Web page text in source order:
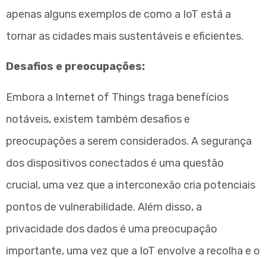
apenas alguns exemplos de como a IoT está a
tornar as cidades mais sustentáveis e eficientes.
Desafios e preocupações:
Embora a Internet of Things traga benefícios
notáveis, existem também desafios e
preocupações a serem considerados. A segurança
dos dispositivos conectados é uma questão
crucial, uma vez que a interconexão cria potenciais
pontos de vulnerabilidade. Além disso, a
privacidade dos dados é uma preocupação
importante, uma vez que a IoT envolve a recolha e o